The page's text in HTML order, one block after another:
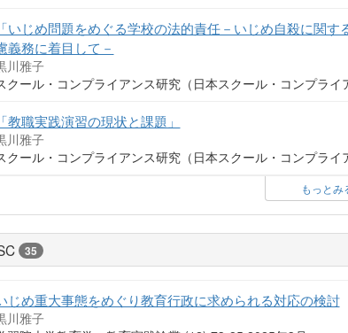
いじめ問題をめぐる学校の法的責任－いじめ自殺に関
義務に着目して－
川雅子
クール・コンプライアンス研究（日本スクール・コンプラ
教職実践演習の現状と課題」
川雅子
クール・コンプライアンス研究（日本スクール・コンプラ
もっとみ
35
じめ重大事態をめぐり教育行政に求められる対応の検討
川雅子